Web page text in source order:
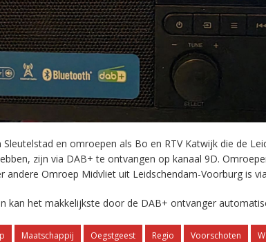
Sleutelstad en omroepen als Bo en RTV Katwijk die de
zijn via DAB+ te ontvangen op kanaal 9D.
andere Omroep Midvliet uit Leidschendam-Voorburg is
kan het makkelijkste door de DAB+ ontvanger
Maatschappij Oegstgeest Regio Voorschoten